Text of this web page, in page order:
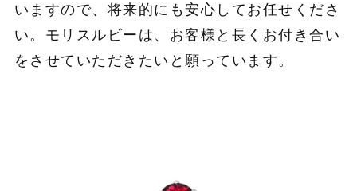
いますので、将来的にも安心してお任せくださ
い。モリスルビーは、お客様と長くお付き合い
をさせていただきたいと願っています。